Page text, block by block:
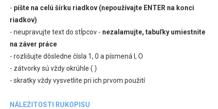
- píšte na celú šírku riadkov (nepoužívajte ENTER na konci
riadkov)
- neupravujte text do stĺpcov - nezalamujte, tabuľky umiestnite
na záver práce
- rozlišujte dôsledne čísla 1, 0 a písmená l, O
- zátvorky sú vždy okrúhle ( )
- skratky vždy vysvetlite pri ich prvom použití
NÁLEŽITOSTI RUKOPISU